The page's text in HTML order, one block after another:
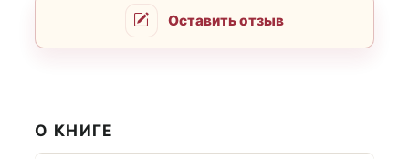
Оставить отзыв
О КНИГЕ